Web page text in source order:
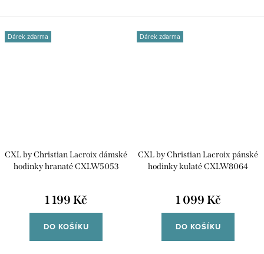
Dárek zdarma
CXL by Christian Lacroix dámské
hodinky hranaté CXLW5053
1 199 Kč
DO KOŠÍKU
Dárek zdarma
CXL by Christian Lacroix pánské
hodinky kulaté CXLW8064
1 099 Kč
DO KOŠÍKU